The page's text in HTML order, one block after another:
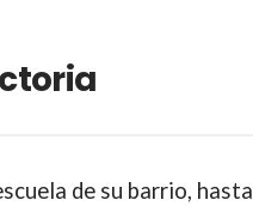
de su barrio,